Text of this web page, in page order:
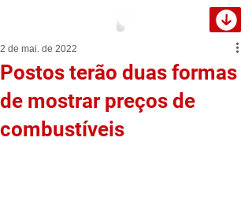
Postos terão duas formas
de mostrar preços de
combustíveis
2 de mai. de 2022